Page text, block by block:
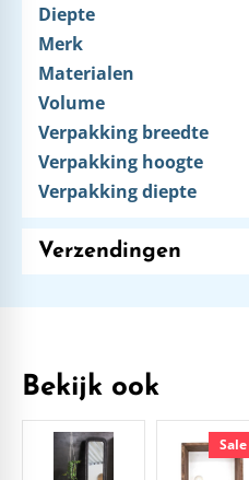
Diepte
Merk
Materialen
Volume
Verpakking breedte
Verpakking hoogte
Verpakking diepte
Verzendingen
Bekijk ook
Sale